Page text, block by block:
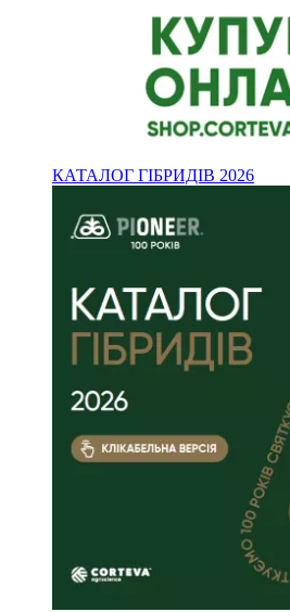
КАТАЛОГ ГІБРИДІВ 2026